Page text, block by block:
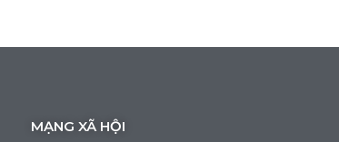
MẠNG XÃ HỘI